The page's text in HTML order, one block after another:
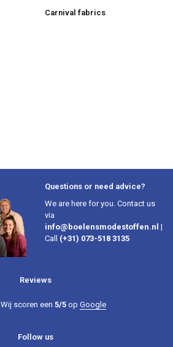
Carnival fabrics
Questions or need advice?
We are here for you. Contact us
via
info@boelensmodestoffen.nl |
Call (+31) 073-518 3135
Reviews
Wij scoren een 5/5op Google
Follow us